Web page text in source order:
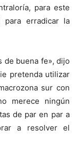
para este
para erradicar la
de buena fe», dijo
pretenda utilizar
sur con
merece ningún
de par en par a
a resolver el